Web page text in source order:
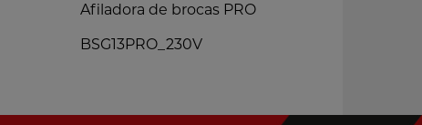
Afiladora de brocas PRO
BSG13PRO_230V